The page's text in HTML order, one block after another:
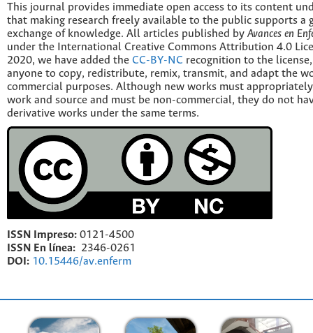
This journal provides immediate open access to its content
that making research freely available to the public supports a
exchange of knowledge. All articles published by Avances en
under the International Creative Commons Attribution 4.0
2020, we have added the CC-BY-NC recognition to the
anyone to copy, redistribute, remix, transmit, and adapt the
commercial purposes. Although new works must
work and source and must be non-commercial, they do not
derivative works under the same terms.
ISSN Impreso: 0121-4500
ISSN En línea: 2346-0261
DOI: 10.15446/av.enferm